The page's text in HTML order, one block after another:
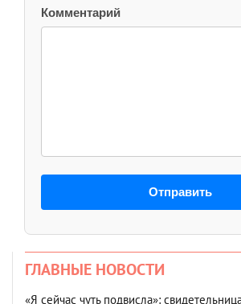
Комментарий
Отправить
ГЛАВНЫЕ НОВОСТИ
«Я сейчас чуть подвисла»: